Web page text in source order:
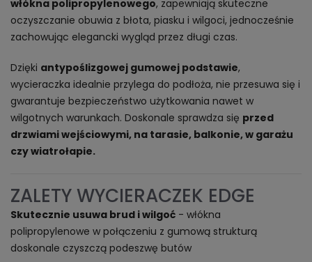
włókna polipropylenowego, zapewniają skuteczne
oczyszczanie obuwia z błota, piasku i wilgoci, jednocześnie
zachowując elegancki wygląd przez długi czas.
Dzięki antypoślizgowej gumowej podstawie,
wycieraczka idealnie przylega do podłoża, nie przesuwa się i
gwarantuje bezpieczeństwo użytkowania nawet w
wilgotnych warunkach. Doskonale sprawdza się przed
drzwiami wejściowymi, na tarasie, balkonie, w garażu
czy wiatrołapie.
ZALETY WYCIERACZEK EDGE
Skutecznie usuwa brud i wilgoć - włókna
polipropylenowe w połączeniu z gumową strukturą
doskonale czyszczą podeszwę butów